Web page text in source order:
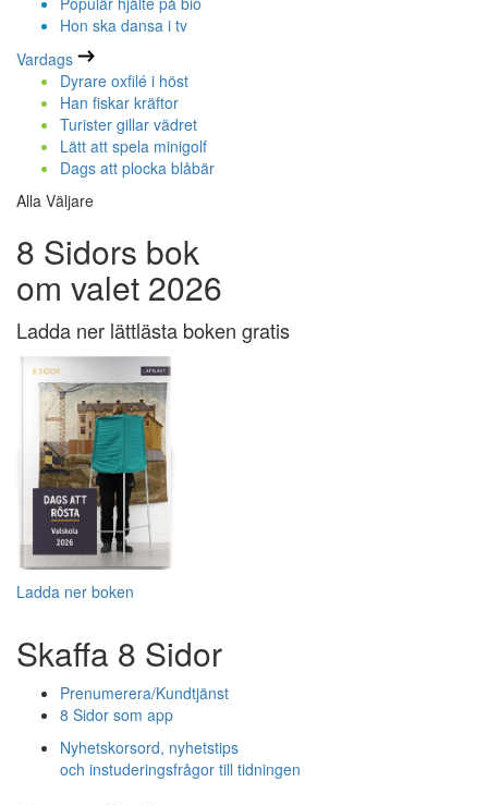
Hon ska dansa i tv
Vardags
Dyrare oxfilé i höst
Han fiskar kräftor
Turister gillar vädret
Lätt att spela minigolf
Dags att plocka blåbär
Alla Väljare
8 Sidors bok
om valet 2026
Ladda ner lättlästa boken gratis
Ladda ner boken
Skaffa 8 Sidor
Prenumerera/Kundtjänst
8 Sidor som app
Nyhetskorsord, nyhetstips
och instuderingsfrågor till tidningen